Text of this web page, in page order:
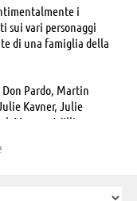
i
sui vari personaggi
di una famiglia della
Pardo, Martin
Kavner, Julie
Murray, William
Renée Lippin,
Hy Anzell, Judith